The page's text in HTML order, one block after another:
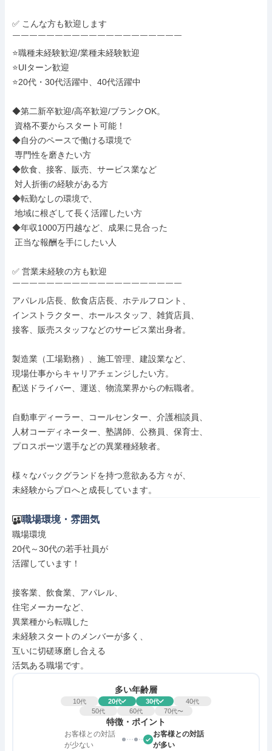
✅ こんな方も歓迎します
￣￣￣￣￣￣￣￣￣￣￣￣￣￣￣￣￣￣￣￣
⭐職種未経験歓迎/業種未経験歓迎
⭐UIターン歓迎
⭐20代・30代活躍中、40代活躍中
◆第二新卒歓迎/高卒歓迎/ブランクOK。
◆自分のペースで働ける環境で
◆飲食、接客、販売、サービス業など
◆転勤なしの環境で、
◆年収1000万円越など、成果に見合った
✅ 営業未経験の方も歓迎
￣￣￣￣￣￣￣￣￣￣￣￣￣￣￣￣￣￣￣￣
アパレル店長、飲食店店長、ホテルフロント、
インストラクター、ホールスタッフ、雑貨店員、
接客、販売スタッフなどのサービス業出身者。
製造業（工場勤務）、施工管理、建設業など、
現場仕事からキャリアチェンジしたい方。
配送ドライバー、運送、物流業界からの転職者。
自動車ディーラー、コールセンター、介護相談員、
人材コーディネーター、塾講師、公務員、保育士、
プロスポーツ選手などの異業種経験者。
様々なバックグランドを持つ意欲ある方々が、
未経験からプロへと成長しています。
職場環境・雰囲気
職場環境
20代～30代の若手社員が
活躍しています！
接客業、飲食業、アパレル、
住宅メーカーなど、
異業種から転職した
未経験スタートのメンバーが多く、
互いに切磋琢磨し合える
活気ある職場です。
多い年齢層
10代 20代 30代 40代
50代 60代 70代〜
特徴・ポイント
お客様との対話
が少ない
お客様との対話
が多い